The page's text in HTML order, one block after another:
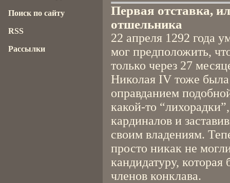
Первая отставка,
отшельника
22 апреля 1292 года
мог предположить,
только через 27
Николая IV тоже была
оправданием
какой-то
кардиналов и
своим владениям.
просто никак не
кандидатуру,
членов конклава.
Поиск по сайту
RSS
Рассылки